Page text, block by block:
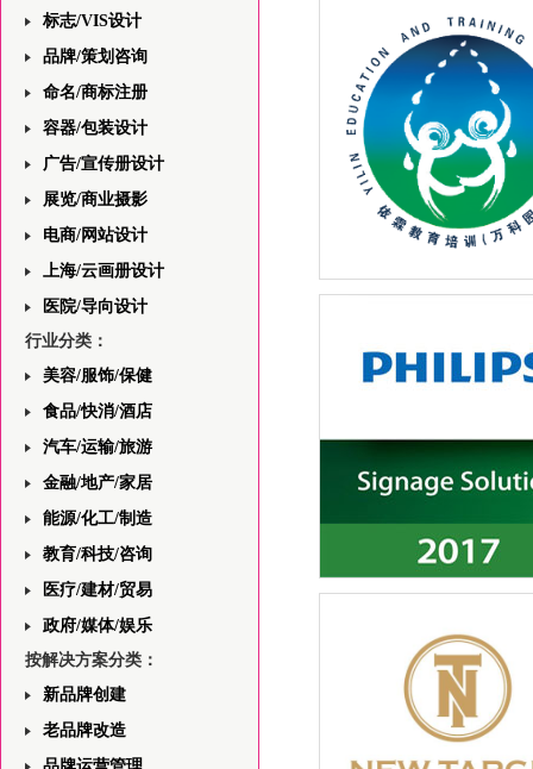
标志/VIS设计
品牌/策划咨询
命名/商标注册
容器/包装设计
广告/宣传册设计
展览/商业摄影
电商/网站设计
上海/云画册设计
医院/导向设计
行业分类：
美容/服饰/保健
食品/快消/酒店
汽车/运输/旅游
金融/地产/家居
能源/化工/制造
教育/科技/咨询
医疗/建材/贸易
政府/媒体/娱乐
按解决方案分类：
新品牌创建
老品牌改造
上海依霖教育中心网站前
飞利浦一站式安防领域解